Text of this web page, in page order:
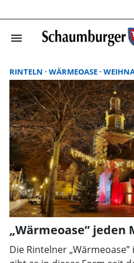
menu
RINTELN WÄRMEOASE
„Wärmeoase” jeden
Die Rintelner